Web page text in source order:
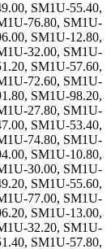
, SM1U-55.40,
76.80, SM1U-
, SM1U-12.80,
32.00, SM1U-
, SM1U-57.60,
72.60, SM1U-
, SM1U-98.20,
27.80, SM1U-
, SM1U-53.40,
74.80, SM1U-
, SM1U-10.80,
30.00, SM1U-
, SM1U-55.60,
77.00, SM1U-
, SM1U-13.00,
32.20, SM1U-
, SM1U-57.80,